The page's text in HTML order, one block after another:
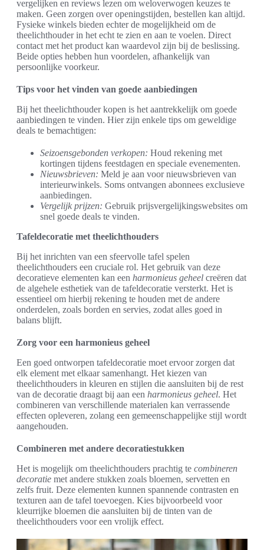
vergelijken en reviews lezen om weloverwogen keuzes te
maken. Geen zorgen over openingstijden, bestellen kan altijd.
Fysieke winkels bieden echter de mogelijkheid om de
theelichthouder in het echt te zien en aan te voelen. Direct
contact met het product kan waardevol zijn bij de beslissing.
Beide opties hebben hun voordelen, afhankelijk van
persoonlijke voorkeur.
Tips voor het vinden van goede aanbiedingen
Bij het theelichthouder kopen is het aantrekkelijk om goede
aanbiedingen te vinden. Hier zijn enkele tips om geweldige
deals te bemachtigen:
Seizoensgebonden verkopen: Houd rekening met
kortingen tijdens feestdagen en speciale evenementen.
Nieuwsbrieven: Meld je aan voor nieuwsbrieven van
interieurwinkels. Soms ontvangen abonnees exclusieve
aanbiedingen.
Vergelijk prijzen: Gebruik prijsvergelijkingswebsites om
snel goede deals te vinden.
Tafeldecoratie met theelichthouders
Bij het inrichten van een sfeervolle tafel spelen
theelichthouders een cruciale rol. Het gebruik van deze
decoratieve elementen kan een harmonieus geheel creëren dat
de algehele esthetiek van de tafeldecoratie versterkt. Het is
essentieel om hierbij rekening te houden met de andere
onderdelen, zoals borden en servies, zodat alles goed in
balans blijft.
Zorg voor een harmonieus geheel
Een goed ontworpen tafeldecoratie moet ervoor zorgen dat
elk element met elkaar samenhangt. Het kiezen van
theelichthouders in kleuren en stijlen die aansluiten bij de rest
van de decoratie draagt bij aan een harmonieus geheel. Het
combineren van verschillende materialen kan verrassende
effecten opleveren, zolang een gemeenschappelijke stijl wordt
aangehouden.
Combineren met andere decoratiestukken
Het is mogelijk om theelichthouders prachtig te combineren
decoratie met andere stukken zoals bloemen, servetten en
zelfs fruit. Deze elementen kunnen spannende contrasten en
texturen aan de tafel toevoegen. Kies bijvoorbeeld voor
kleurrijke bloemen die aansluiten bij de tinten van de
theelichthouders voor een vrolijk effect.